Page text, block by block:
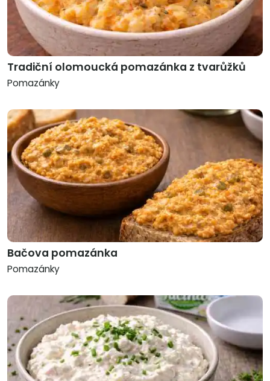
Tradiční olomoucká pomazánka z tvarůžků
Pomazánky
Bačova pomazánka
Pomazánky